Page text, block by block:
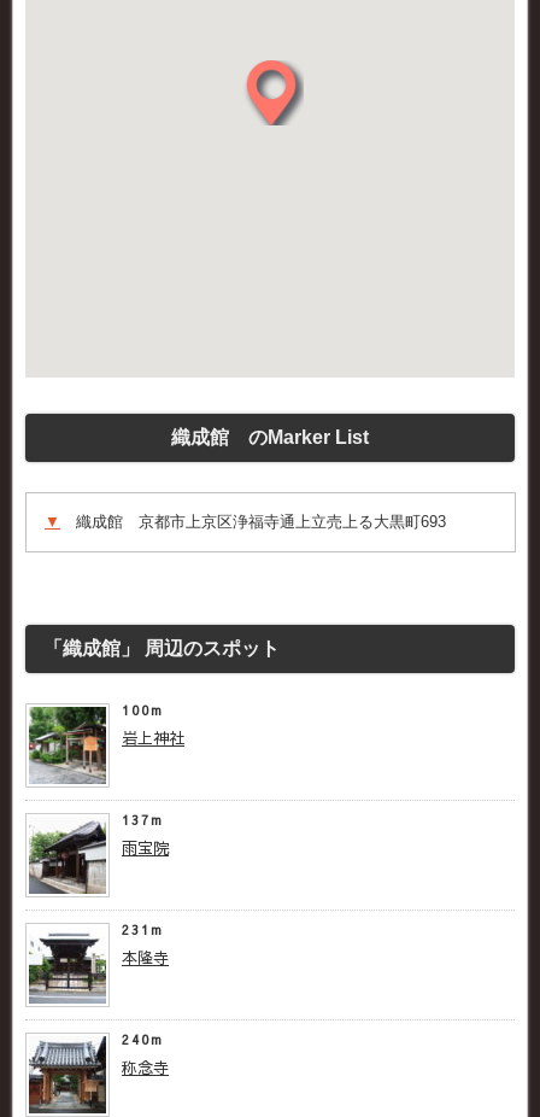
織成館 のMarker List
▼ 織成館 京都市上京区浄福寺通上立売上る大黒町693
「織成館」 周辺のスポット
100m
岩上神社
137m
雨宝院
231m
本隆寺
240m
称念寺